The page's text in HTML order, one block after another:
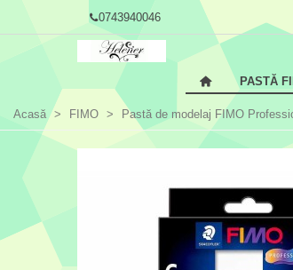
0743940046
PASTĂ
Acasă > FIMO > Pastă de modelaj FIMO